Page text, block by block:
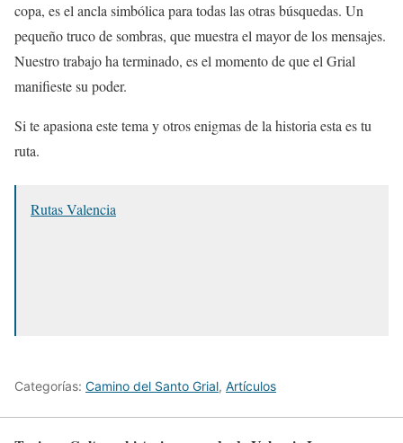
copa, es el ancla simbólica para todas las otras búsquedas. Un
pequeño truco de sombras, que muestra el mayor de los mensajes.
Nuestro trabajo ha terminado, es el momento de que el Grial
manifieste su poder.
Si te apasiona este tema y otros enigmas de la historia esta es tu
ruta.
Rutas Valencia
Categorías: Camino del Santo Grial, Artículos